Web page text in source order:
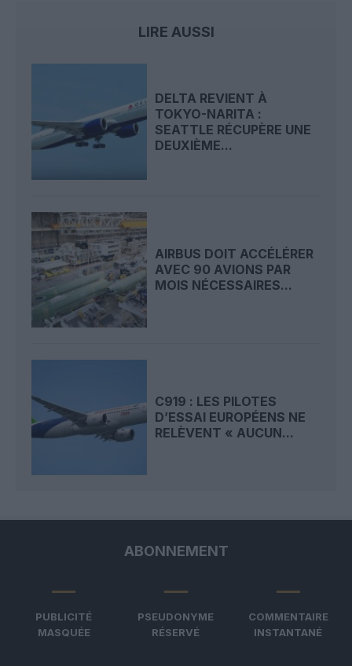
LIRE AUSSI
DELTA REVIENT À
TOKYO-NARITA :
SEATTLE RÉCUPÈRE UNE
DEUXIÈME...
AIRBUS DOIT ACCÉLÉRER
AVEC 90 AVIONS PAR
MOIS NÉCESSAIRES...
C919 : LES PILOTES
D’ESSAI EUROPÉENS NE
RELÈVENT « AUCUN...
ABONNEMENT
PUBLICITÉ
MASQUÉE
PSEUDONYME
RÉSERVÉ
COMMENTAIRE
INSTANTANÉ